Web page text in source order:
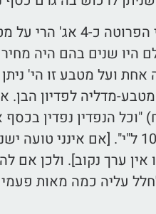
כהיום (מנ"א, תשס"ה)
היו שנים בהם היה
אחת ועל מטבע זו הי'
מדליה לפדיון הבן.
הנפדין נפדין
למטבע-מדליה זו ערך נקוב בסך "10
אין ערך נקוב]. ולכן
עליה כמה מאות